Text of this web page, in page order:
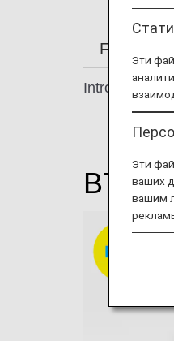
From
Introducing
B777-
Эти
Эти
ваших
вашим